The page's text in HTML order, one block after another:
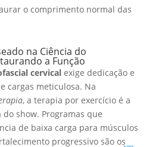
o comprimento normal das
na Ciência do
a Função
cervicalexige dedicação e
cargas meticulosa. Na
, a terapia por exercício é a
show. Programas que
de baixa carga para músculos
progressivo são os